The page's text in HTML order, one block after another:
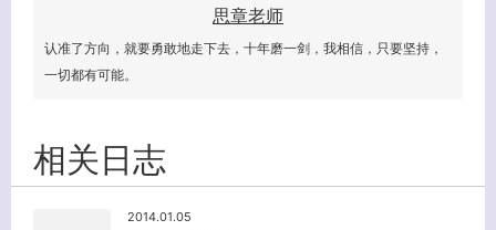
思章老师
认准了方向，就要勇敢地走下去，十年磨一剑，我相信，只要坚持，
一切都有可能。
相关日志
2014.01.05